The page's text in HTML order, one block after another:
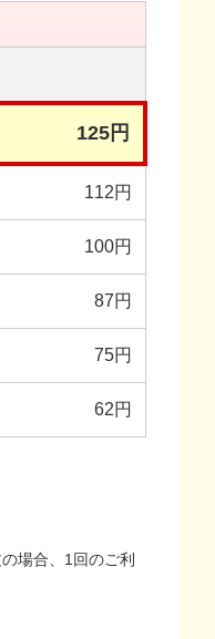
125円
112円
100円
87円
75円
62円
場合、1回のご利